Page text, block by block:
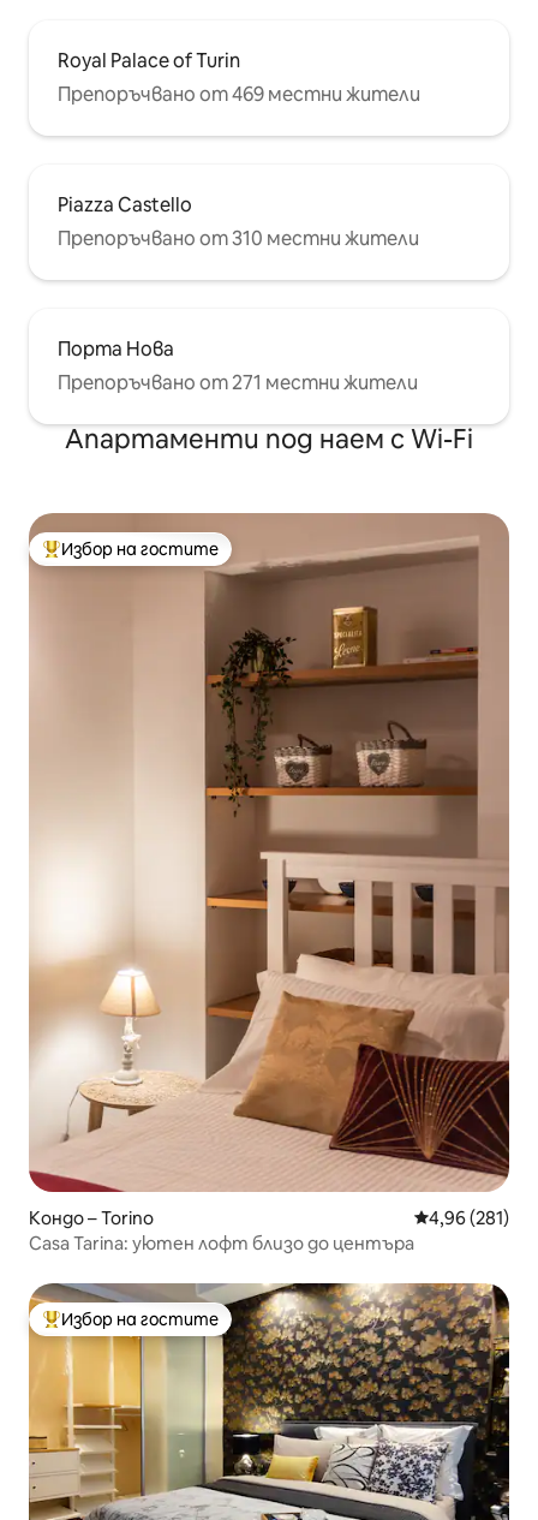
Royal Palace of Turin
Препоръчвано от 469 местни жители
Piazza Castello
Препоръчвано от 310 местни жители
Порта Нова
Препоръчвано от 271 местни жители
Апартаменти под наем с Wi-Fi
Най-популярен избор на гостите
Избор на гостите
Кондо – Torino Средна
4,96 (281)
Casa Tarina: уютен лофт близо до центъра
Най-популярен избор на гостите
Избор на гостите